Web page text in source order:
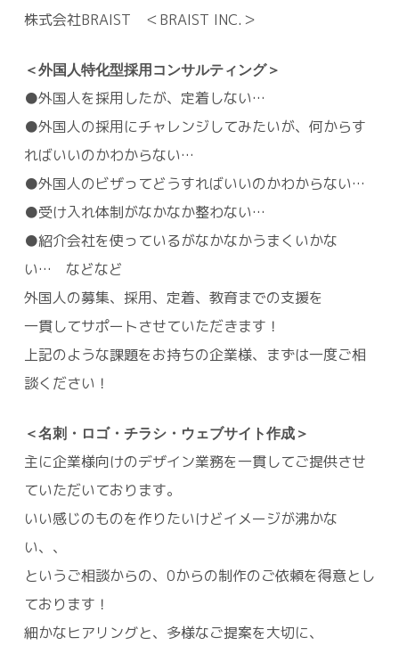
株式会社BRAIST ＜BRAIST INC.＞
＜外国人特化型採用コンサルティング＞
●外国人を採用したが、定着しない…
●外国人の採用にチャレンジしてみたいが、何からす
ればいいのかわからない…
●外国人のビザってどうすればいいのかわからない…
●受け入れ体制がなかなか整わない…
●紹介会社を使っているがなかなかうまくいかな
い… などなど
外国人の募集、採用、定着、教育までの支援を
一貫してサポートさせていただきます！
上記のような課題をお持ちの企業様、まずは一度ご相
談ください！
＜名刺・ロゴ・チラシ・ウェブサイト作成＞
主に企業様向けのデザイン業務を一貫してご提供させ
ていただいております。
いい感じのものを作りたいけどイメージが沸かな
い、、
というご相談からの、0からの制作のご依頼を得意とし
ております！
細かなヒアリングと、多様なご提案を大切に、